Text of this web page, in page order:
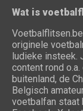
Wat is
originele
ludieke insteek.
content rond
buitenland, de
Belgisch
voetbalfan staat